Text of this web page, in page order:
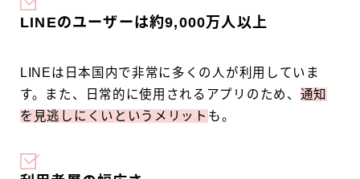
LINEのユーザーは約9,000万人以上
LINEは日本国内で非常に多くの人が利用していま
す。また、日常的に使用されるアプリのため、 通知
を見逃しにくいというメリット も。